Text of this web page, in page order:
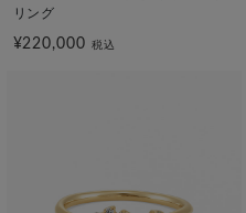
リング
¥220,000税込